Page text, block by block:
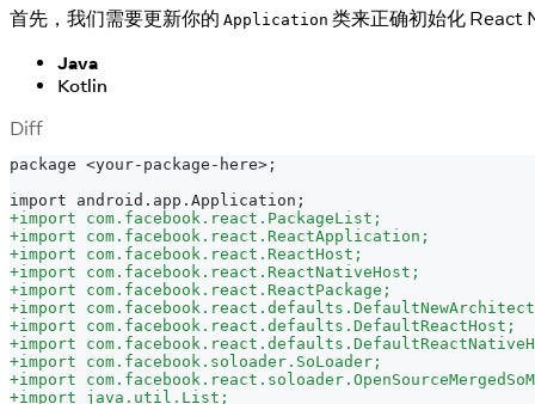
首先，我们需要更新你的 Application 类来正确初始化 React
Java
Kotlin
Diff
package <your-package-here>;
import android.app.Application;
+import com.facebook.react.PackageList;
+import com.facebook.react.ReactApplication;
+import com.facebook.react.ReactHost;
+import com.facebook.react.ReactNativeHost;
+import com.facebook.react.ReactPackage;
+import
+import com.facebook.react.defaults.DefaultReactHost;
+import
+import com.facebook.soloader.SoLoader;
+import
+import java.util.List;